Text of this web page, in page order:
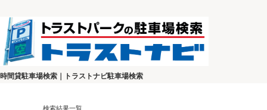
時間貸駐車場検索｜トラストナビ駐車場検索